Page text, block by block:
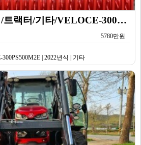
한국페라리트랙터/트랙터/기타/VELOCE-300PS500M2E/2022년식
5780만원
| 2022년식 | 기타